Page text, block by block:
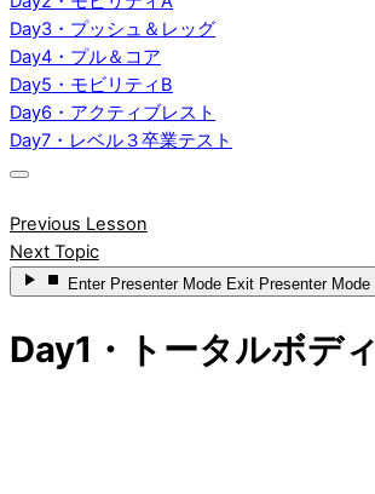
Day3・プッシュ＆レッグ
Day4・プル＆コア
Day5・モビリティB
Day6・アクティブレスト
Day7・レベル３卒業テスト
Previous Lesson
Next Topic
Enter Presenter Mode Exit Presenter Mode
Day1・トータルボディ